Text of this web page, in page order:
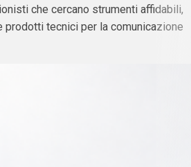
che cercano strumenti affidabili,
tecnici per la comunicazione